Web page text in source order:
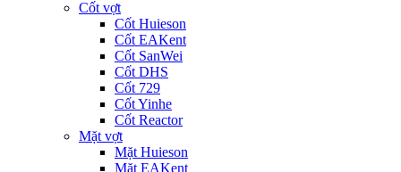
Cốt vợt
Cốt Huieson
Cốt EAKent
Cốt SanWei
Cốt DHS
Cốt 729
Cốt Yinhe
Cốt Reactor
Mặt vợt
Mặt Huieson
Mặt EAKent